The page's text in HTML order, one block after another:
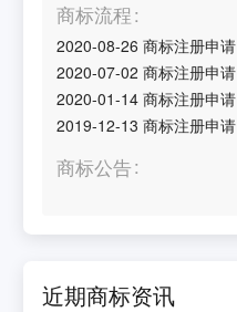
商标流程
2020-08-26 商标注册申请
2020-07-02 商标注册申请
2020-01-14 商标注册申请
2019-12-13 商标注册申请
商标公告
近期商标资讯